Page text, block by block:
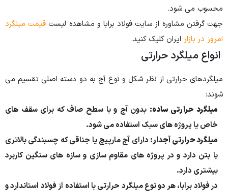
محسوب می شود.
جهت گرفتن مشاوره از سایت فولاد برابا و مشاهده لیست قیمت میلگرد
امروز در بازار ایران کلیک کنید.
انواع میلگرد حرارتی
میلگردهای حرارتی از نظر شکل و نوع آج به دو دسته اصلی تقسیم می
شوند:
میلگرد حرارتی ساده: بدون آج و با سطح صاف که برای سقف های
خاص یا پروژه های سبک استفاده می شود.
میلگرد حرارتی آجدار: دارای آج مارپیچ یا جناقی که چسبندگی بالاتری
با بتن دارد و در پروژه های مقاوم سازی و سازه های سنگین کاربرد
بیشتری دارد.
در فولاد برابا، هر دو نوع میلگرد حرارتی با استفاده از فولاد استاندارد و